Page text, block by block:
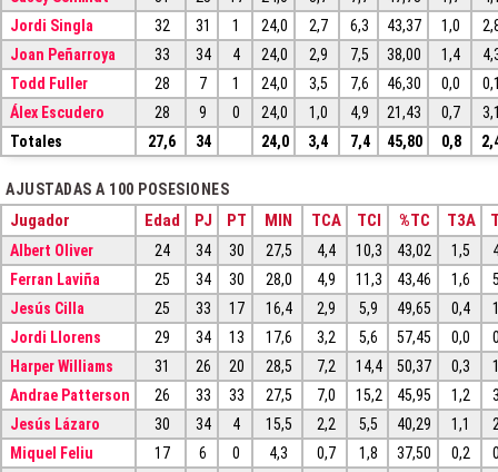
Jordi Singla
32 31 1 24,0 2,7 6,3 43,37 1,0
Joan Peñarroya
33 34 4 24,0 2,9 7,5 38,00 1,4
Todd Fuller
28 7 1 24,0 3,5 7,6 46,30 0,0
Álex Escudero
28 9 0 24,0 1,0 4,9 21,43 0,7
Totales
27,6 34 24,0 3,4 7,4 45,80 0,8
AJUSTADAS A 100 POSESIONES
Jugador Edad PJ PT MIN TCA TCI %TC T3A
Albert Oliver 24 34 30 27,5 4,4 10,3 43,02 1,5
Ferran Laviña
25 34 30 28,0 4,9 11,3 43,46 1,6
Jesús Cilla
25 33 17 16,4 2,9 5,9 49,65 0,4
Jordi Llorens
29 34 13 17,6 3,2 5,6 57,45 0,0
Harper Williams
31 26 20 28,5 7,2 14,4 50,37 0,3
Andrae Patterson
26 33 33 27,5 7,0 15,2 45,95 1,2
Jesús Lázaro
30 34 4 15,5 2,2 5,5 40,29 1,1
Miquel Feliu
17 6 0 4,3 0,7 1,8 37,50 0,2